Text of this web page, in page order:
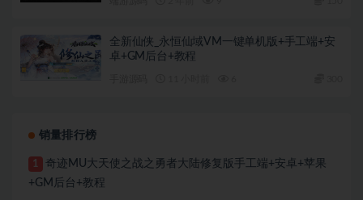
全新仙侠_永恒仙域VM一键单机版+手工端+安
卓+GM后台+教程
销量排行榜
1
奇迹MU大天使之战之勇者大陆修复版手工端+安卓+苹果
+GM后台+教程